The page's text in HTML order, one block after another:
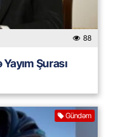
88
Şurası
Gündəm